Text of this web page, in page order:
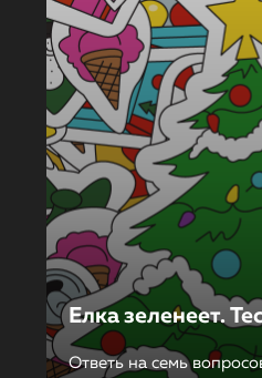
Елка зеленеет.
Ответь на семь